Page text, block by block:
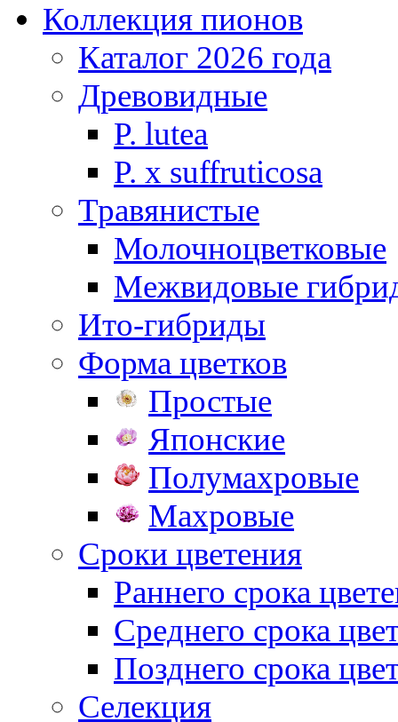
Коллекция пионов
Каталог 2026 года
Древовидные
P. lutea
P. х suffruticosa
Травянистые
Молочноцветковые
Межвидовые
Ито-гибриды
Форма цветков
Простые
Японские
Полумахровые
Махровые
Сроки цветения
Раннего срока
Среднего срока
Позднего срока
Селекция